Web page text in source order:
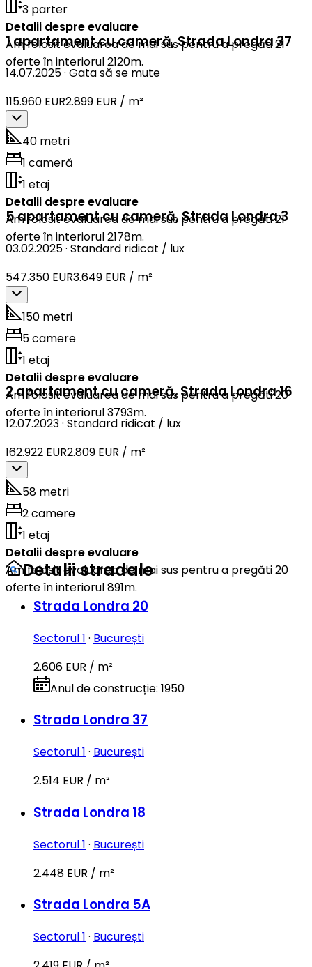
3 parter
Detalii despre evaluare
Am folosit evaluarea de mai sus pentru a pregăti 21
oferte în interiorul 2120m.
1 apartament cu cameră,Strada Londra 37
14.07.2025· Gata să se mute
115.960 EUR2.899 EUR / m²
40 metri
1 cameră
1 etaj
Detalii despre evaluare
Am folosit evaluarea de mai sus pentru a pregăti 21
oferte în interiorul 2178m.
5 apartament cu cameră,Strada Londra 3
03.02.2025· Standard ridicat / lux
547.350 EUR3.649 EUR / m²
150 metri
5 camere
1 etaj
Detalii despre evaluare
Am folosit evaluarea de mai sus pentru a pregăti 20
oferte în interiorul 3793m.
2 apartament cu cameră,Strada Londra 16
12.07.2023· Standard ridicat / lux
162.922 EUR2.809 EUR / m²
58 metri
2 camere
1 etaj
Detalii despre evaluare
Am folosit evaluarea de mai sus pentru a pregăti 20
oferte în interiorul 891m.
Detalii stradale
Strada Londra 20
Sectorul 1 · București
2.606 EUR / m²
Anul de construcție: 1950
Strada Londra 37
Sectorul 1 · București
2.514 EUR / m²
Strada Londra 18
Sectorul 1 · București
2.448 EUR / m²
Strada Londra 5A
Sectorul 1 · București